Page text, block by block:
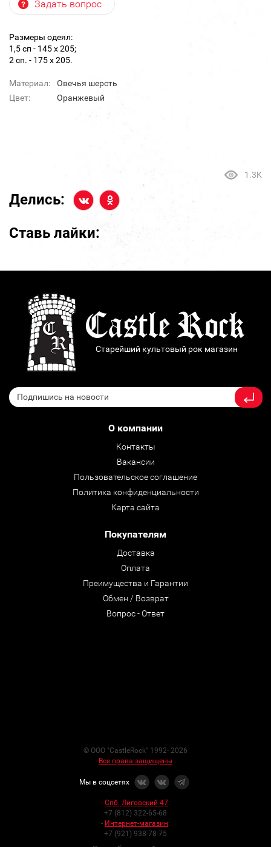
Задать вопрос
Размеры одеял:
1,5 сп - 145 х 205;
2 сп. - 175 х 205.
Материал:
Овечья шерсть
Цвет:
Оранжевый
1.3K
Делись:
Ставь лайки:
Старейший культовый рок магазин
О компании
Контакты
Вакансии
Пользовательское соглашение
Политика конфиденциальности
Карта сайта
Покупателям
Доставка
Оплата
Преимущества и Гарантии
Обмен / Возврат
Вопрос - Ответ
© ООО "CastleRock" 1992- 2026
Все права защищены
Мы в соцсетях
- Спб. Лиговский 47:
+7 (812) 322-65-68
- Интернет-магазин:
+7 (921) 938-78-75